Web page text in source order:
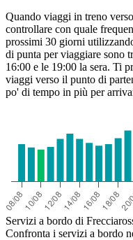
Quando viaggi in treno
controllare con quale
prossimi 30 giorni
di punta per viaggiare sono
16:00 e le 19:00 la sera. Ti
viaggi verso il punto di
po' di tempo in più per
Servizi a bordo di
Confronta i servizi a bordo